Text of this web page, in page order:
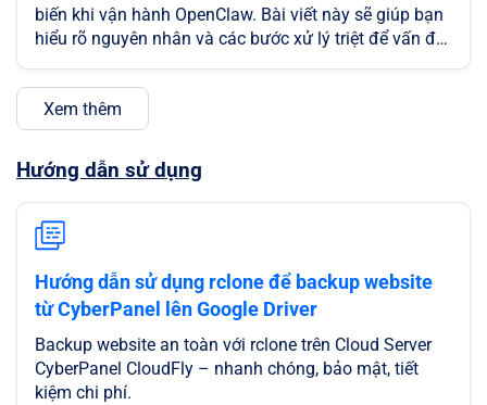
biến khi vận hành OpenClaw. Bài viết này sẽ giúp bạn
hiểu rõ nguyên nhân và các bước xử lý triệt để vấn đề
Xem thêm
Hướng dẫn sử dụng
Hướng dẫn sử dụng rclone để backup website
từ CyberPanel lên Google Driver
Backup website an toàn với rclone trên Cloud Server
CyberPanel CloudFly – nhanh chóng, bảo mật, tiết
kiệm chi phí.